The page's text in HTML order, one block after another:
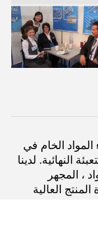
الخام في
النهائية. لدينا
، المجهر
العالية